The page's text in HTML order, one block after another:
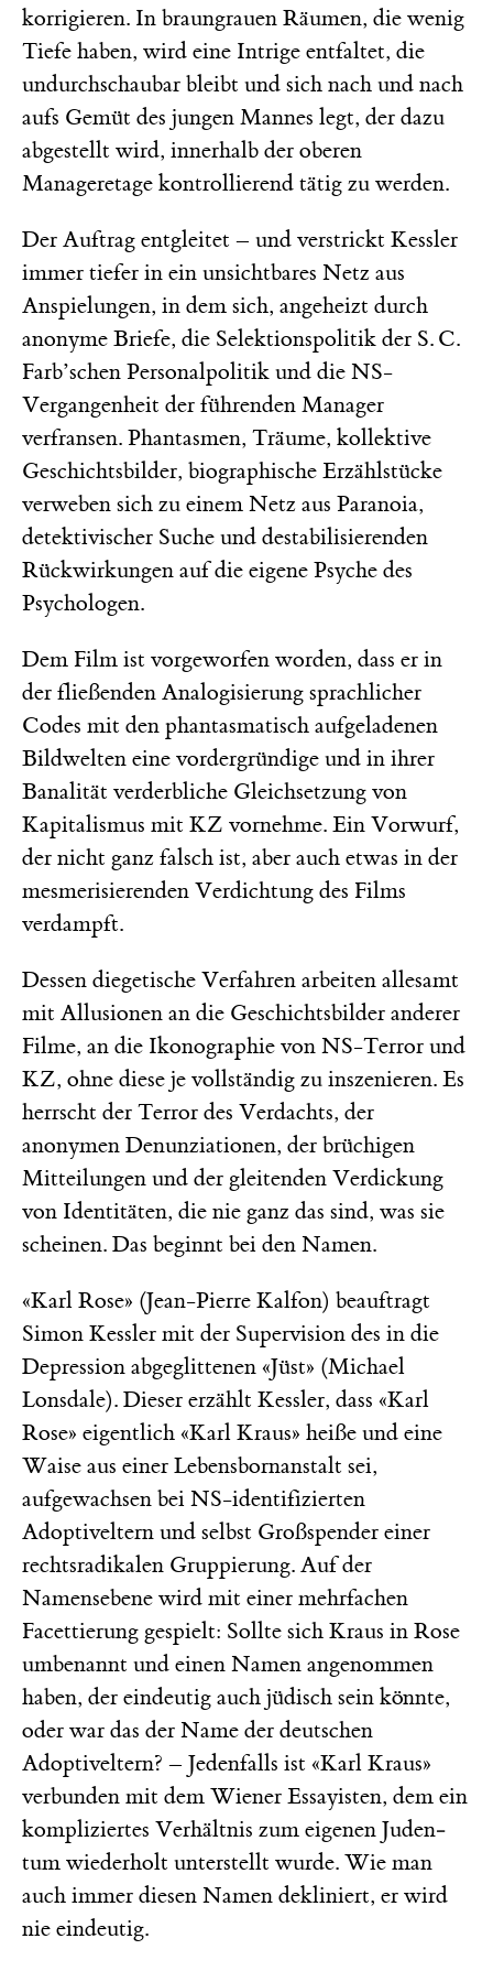
korrigieren. In braun­grauen ­Räumen, die wenig
Tiefe haben, wird eine Intrige entfaltet, die
undurchschaubar bleibt und sich nach und nach
aufs Gemüt des jungen Mannes legt, der dazu
abgestellt wird, innerhalb der oberen
Manageretage kontrollierend tätig zu werden.
Der Auftrag entgleitet – und verstrickt Kessler
immer tiefer in ein unsichtbares Netz aus
Anspielungen, in dem sich, angeheizt durch
anonyme Briefe, die Selektions­politik der S. C.
Farb’schen Personalpolitik und die NS-
Vergangenheit der führenden Manager
verfransen. Phantasmen, Träume, kollektive
Geschichtsbilder, biographische Erzählstücke
verweben sich zu einem Netz aus Paranoia,
detektivischer Suche und destabilisierenden
Rückwirkungen auf die eigene Psyche des
Psychologen.
Dem Film ist vorgeworfen worden, dass er in
der fließenden Analogisierung sprachlicher
Codes mit den phantasmatisch aufgeladenen
Bildwelten eine vordergründige und in ihrer
Banalität verderbliche Gleichsetzung von
Kapitalismus mit KZ vornehme. Ein Vorwurf,
der nicht ganz falsch ist, aber auch etwas in der
mesmerisierenden Verdichtung des Films
verdampft.
Dessen diegetische Verfahren arbeiten allesamt
mit Allusionen an die Geschichtsbilder anderer
Filme, an die Ikonographie von NS-Terror und
KZ, ohne diese je vollständig zu inszenieren. Es
herrscht der Terror des Verdachts, der
anonymen Denunziationen, der brüchigen
Mitteilungen und der gleitenden Verdickung
von Identitäten, die nie ganz das sind, was sie
scheinen. Das beginnt bei den Namen.
«Karl Rose» (Jean-Pierre Kalfon) beauftragt
Simon Kessler mit der Supervision des in die
Depression abgeglittenen «Jüst» (­Michael
Lonsdale). Dieser erzählt Kessler, dass «Karl
Rose» eigentlich «Karl Kraus» heiße und eine
Waise aus einer Lebensbornanstalt sei,
aufgewachsen bei NS-identifizierten
Adoptiveltern und selbst Großspender einer
rechtsradikalen Gruppierung. Auf der
Namensebene wird mit einer mehrfachen
Facettierung gespielt: Sollte sich Kraus in Rose
umbenannt und einen Namen angenommen
haben, der eindeutig auch jüdisch sein könnte,
oder war das der Name der deutschen
Adoptiveltern? – Jedenfalls ist «Karl Kraus»
verbunden mit dem Wiener Essayisten, dem ein
kompliziertes Verhältnis zum eigenen Juden­
tum wiederholt unterstellt wurde. Wie man
auch immer diesen Namen dekliniert, er wird
nie ­eindeutig.